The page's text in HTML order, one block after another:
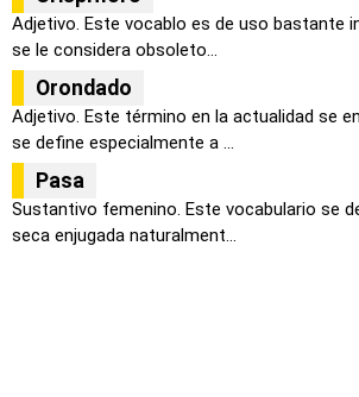
Adjetivo. Este vocablo es de uso bastante
se le considera obsoleto...
Orondado
Adjetivo. Este término en la actualidad se
se define especialmente a ...
Pasa
Sustantivo femenino. Este vocabulario se
seca enjugada naturalment...